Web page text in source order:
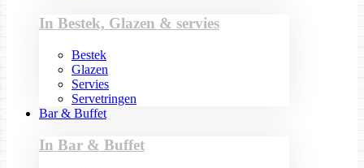
In Bestek, Glazen & servies
Bestek
Glazen
Servies
Servetringen
Bar & Buffet
In Bar & Buffet